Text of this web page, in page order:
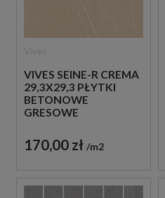
VIVES SEINE-R CREMA
29,3X29,3 PŁYTKI
BETONOWE
GRESOWE
170,00 zł m2